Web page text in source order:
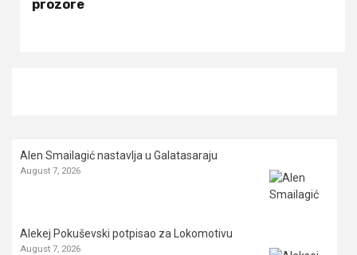
prozore
Alen Smailagić nastavlja u Galatasaraju
August 7, 2026
Alekej Pokuševski potpisao za Lokomotivu
August 7, 2026